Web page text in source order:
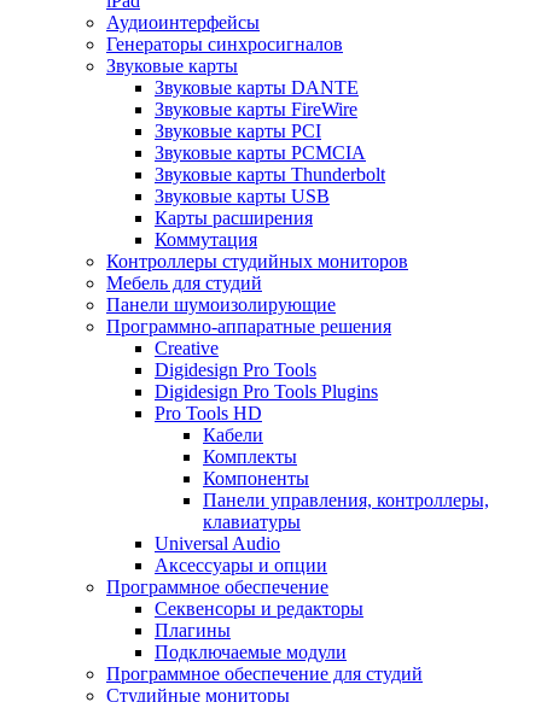
Аудиоинтерфейсы
Генераторы синхросигналов
Звуковые карты
Звуковые карты DANTE
Звуковые карты FireWire
Звуковые карты PCI
Звуковые карты PCMCIA
Звуковые карты Thunderbolt
Звуковые карты USB
Карты расширения
Коммутация
Контроллеры студийных мониторов
Мебель для студий
Панели шумоизолирующие
Программно-аппаратные решения
Creative
Digidesign Pro Tools
Digidesign Pro Tools Plugins
Pro Tools HD
Кабели
Комплекты
Компоненты
Панели управления, контроллеры,
клавиатуры
Universal Audio
Аксессуары и опции
Программное обеспечение
Cеквенсоры и редакторы
Плагины
Подключаемые модули
Программное обеспечение для студий
Студийные мониторы